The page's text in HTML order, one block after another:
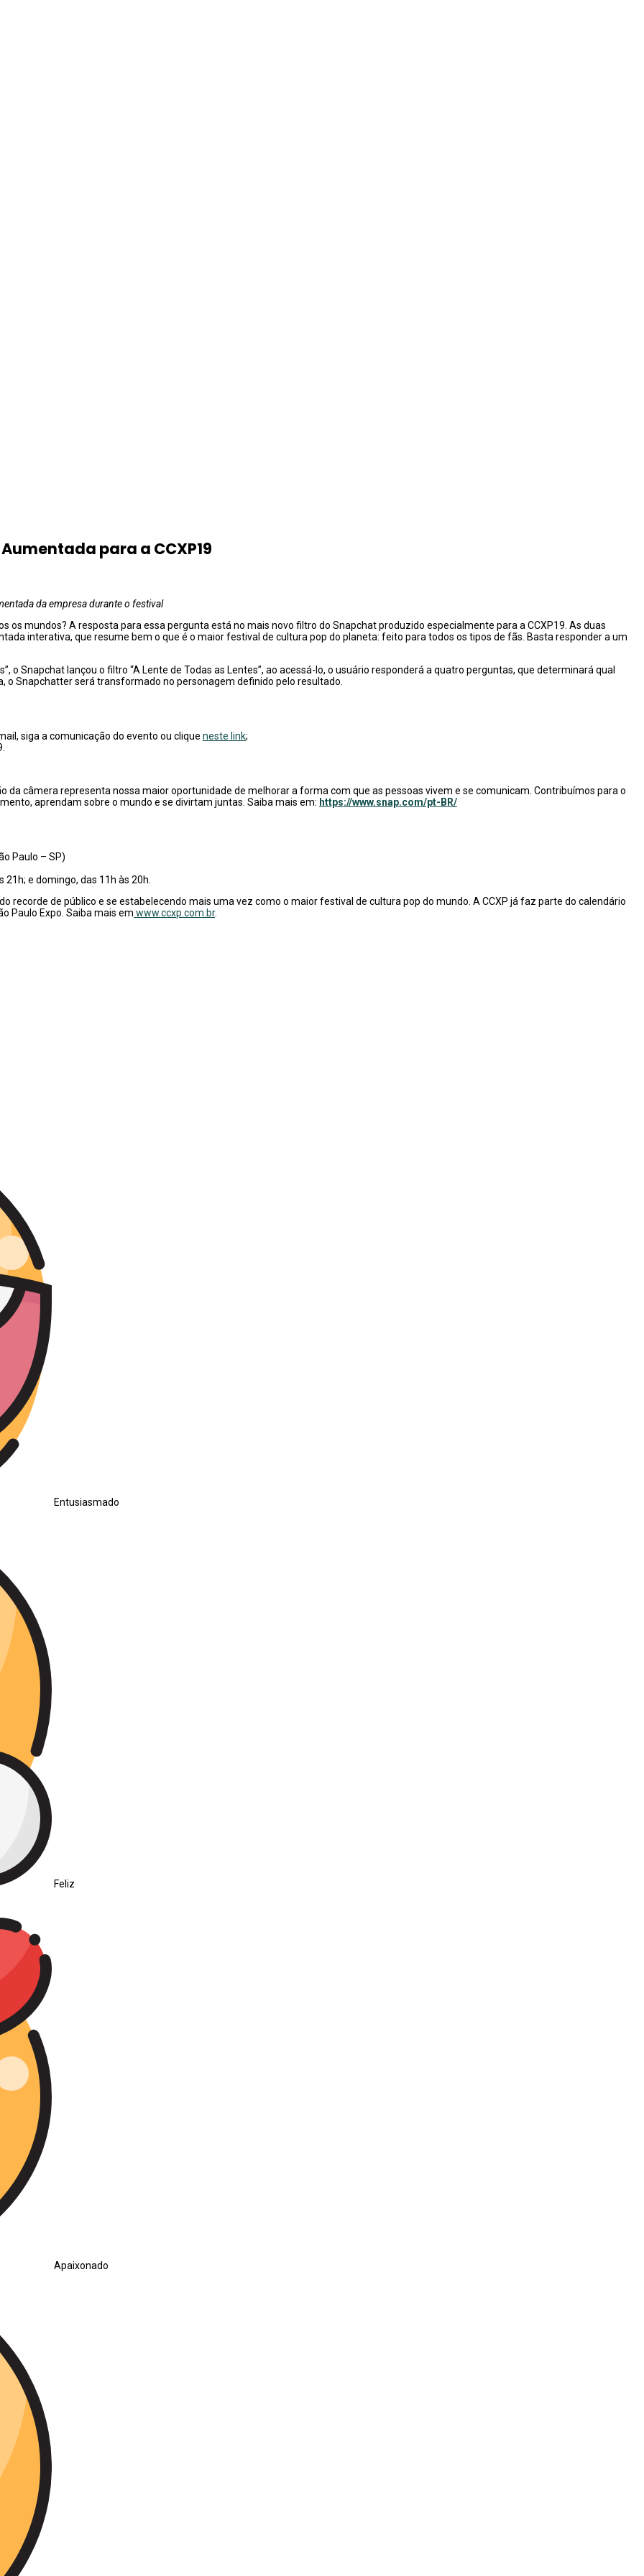
para a CCXP19
da empresa durante o festival
os mundos? A resposta para essa pergunta está no mais novo filtro do Snapchat produzido especialmente para a CCXP19. As duas
interativa, que resume bem o que é o maior festival de cultura pop do planeta: feito para todos os tipos de fãs. Basta responder a um
o Snapchat lançou o filtro “A Lente de Todas as Lentes”, ao acessá-lo, o usuário responderá a quatro perguntas, que determinará qual
o Snapchatter será transformado no personagem definido pelo resultado.
siga a comunicação do evento ou clique neste link;
da câmera representa nossa maior oportunidade de melhorar a forma com que as pessoas vivem e se comunicam. Contribuímos para o
aprendam sobre o mundo e se divirtam juntas. Saiba mais em: https://www.snap.com/pt-BR/
Paulo – SP)
e domingo, das 11h às 20h.
recorde de público e se estabelecendo mais uma vez como o maior festival de cultura pop do mundo. A CCXP já faz parte do calendário
Paulo Expo. Saiba mais em www.ccxp.com.br.
Entusiasmado
Feliz
Apaixonado